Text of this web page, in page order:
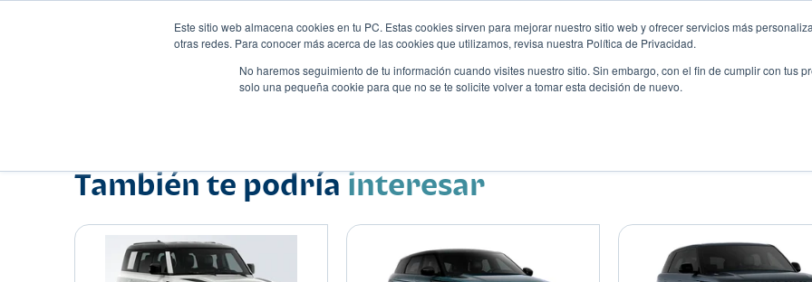
Este sitio web almacena cookies en tu PC. Estas cookies sirven para mejorar nuestro sitio web y ofrecer servicios más
otras redes. Para conocer más acerca de las cookies que utilizamos, revisa nuestra Política de Privacidad.
No haremos seguimiento de tu información cuando visites nuestro sitio. Sin embargo, con el fin de cumplir con tus
solo una pequeña cookie para que no se te solicite volver a tomar esta decisión de nuevo.
También te podría interesar